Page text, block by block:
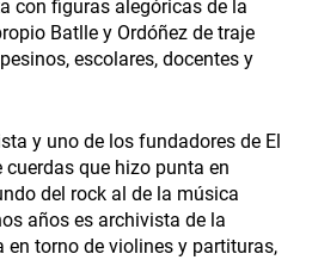
con figuras alegóricas de la
Batlle y Ordóñez de traje
escolares, docentes y
y uno de los fundadores de El
cuerdas que hizo punta en
del rock al de la música
años es archivista de la
en torno de violines y partituras,